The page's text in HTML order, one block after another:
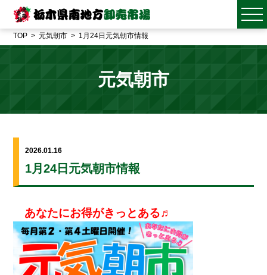
TOP 元気朝市 1月24日元気朝市情報
元気朝市
2026.01.16
1月24日元気朝市情報
あなたにお得がきっとある♬